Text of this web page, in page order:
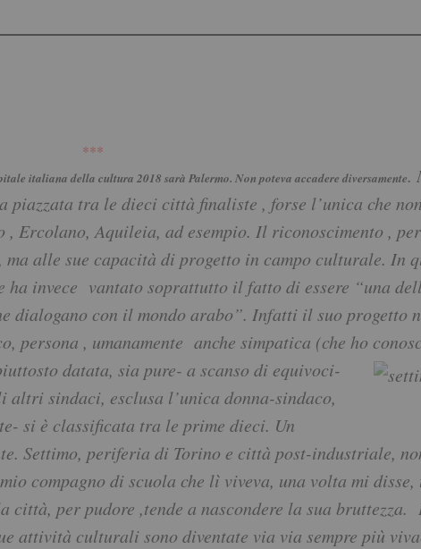
***
italiana della cultura 2018 sarà Palermo. Non poteva accadere diversamente.
piazzata tra le dieci città finaliste , forse l’unica che
Aquileia, ad esempio. Il riconoscimento ,
alle sue capacità di progetto in campo culturale. In
ha invece vantato soprattutto il fatto di essere “una
dialogano con il mondo arabo”. Infatti il suo progetto
persona , umanamente anche simpatica (che ho
datata, sia pure- a scanso di equivoci-
sindaci, esclusa l’unica donna-sindaco,
si è classificata tra le prime dieci. Un
Settimo, periferia di Torino e città post-industriale,
compagno di scuola che lì viveva, una volta mi
città, per pudore ,tende a nascondere la sua bruttezza.
attività culturali sono diventate via via sempre più